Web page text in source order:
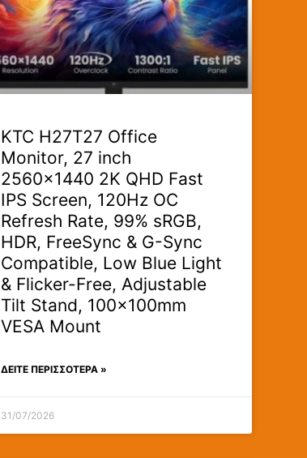
KTC H27T27 Office
Monitor, 27 inch
2560×1440 2K QHD Fast
IPS Screen, 120Hz OC
Refresh Rate, 99% sRGB,
HDR, FreeSync & G-Sync
Compatible, Low Blue Light
& Flicker-Free, Adjustable
Tilt Stand, 100×100mm
VESA Mount
ΔΕΊΤΕ ΠΕΡΙΣΣΟΤΕΡΑ »
31/07/2026